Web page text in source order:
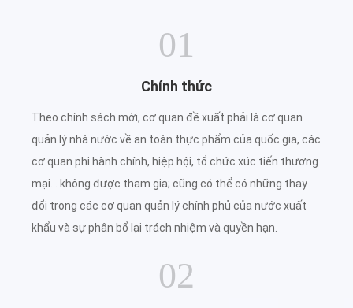
01
Chính thức
Theo chính sách mới, cơ quan đề xuất phải là cơ quan
quản lý nhà nước về an toàn thực phẩm của quốc gia, các
cơ quan phi hành chính, hiệp hội, tổ chức xúc tiến thương
mại... không được tham gia; cũng có thể có những thay
đổi trong các cơ quan quản lý chính phủ của nước xuất
khẩu và sự phân bổ lại trách nhiệm và quyền hạn.
02